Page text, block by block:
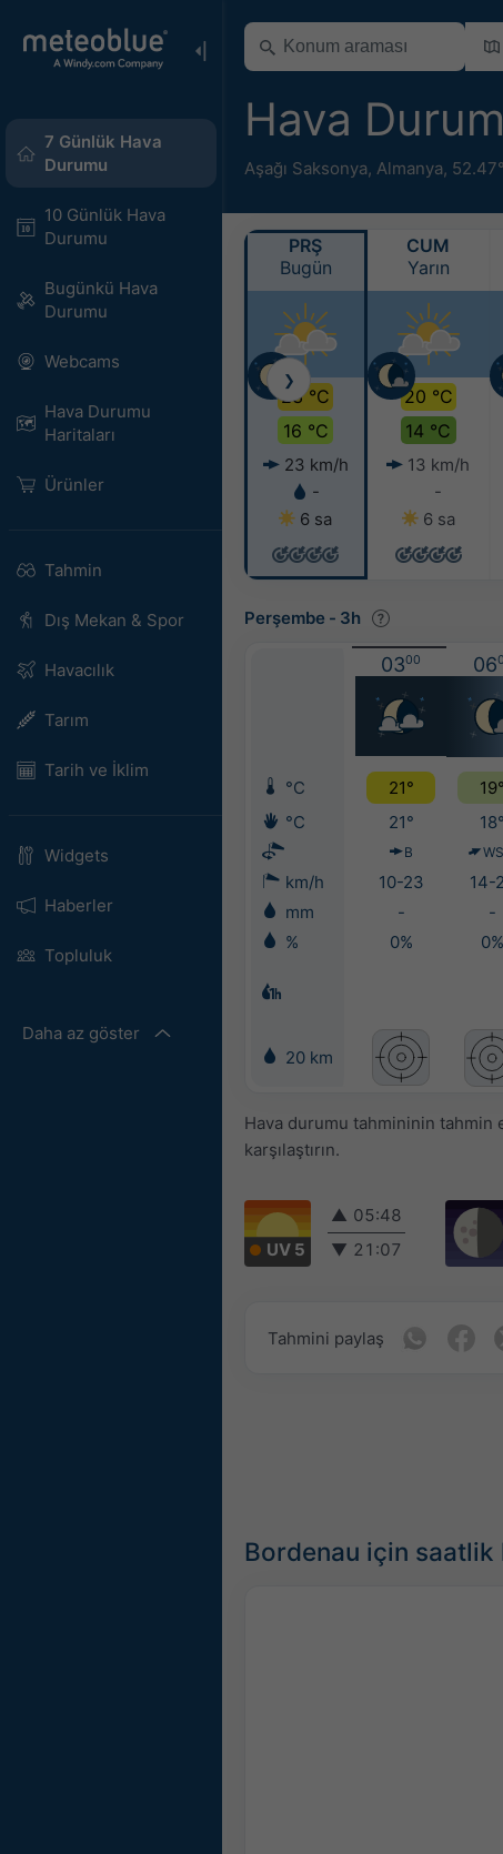
7 Günlük Hava
Durumu
10 Günlük Hava
Durumu
Bugünkü Hava
Durumu
Webcams
Hava Durumu
Haritaları​
Ürünler
Tahmin
Dış Mekan & Spor
Havacılık
Tarım
Tarih ve İklim
Widgets
Haberler
Topluluk
Daha az göster
Hava
Aşağı Saksonya, Almanya,
PRŞ
Bugün
23 °C
16 °C
23 km/h
-
6 sa
CUM
Yarın
20 °C
14 °C
13 km/h
-
6 sa
❯
Perşembe - 3h
0300 06
°C 21° 19°
°C
21° 18°
B
km/h 10-23 14-
mm
- -
%
0% 0%
20 km
Hava durumu tahmininin
karşılaştırın.
UV 5
▲ 05:48
▼ 21:07
Tahmini paylaş
Bordenau için